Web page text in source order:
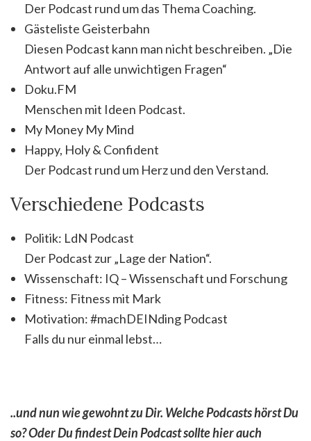
Der Podcast rund um das Thema Coaching.
Gästeliste Geisterbahn
Diesen Podcast kann man nicht beschreiben. „Die
Antwort auf alle unwichtigen Fragen“
Doku.FM
Menschen mit Ideen Podcast.
My Money My Mind
Happy, Holy & Confident
Der Podcast rund um Herz und den Verstand.
Verschiedene Podcasts
Politik: LdN Podcast
Der Podcast zur „Lage der Nation“.
Wissenschaft: IQ – Wissenschaft und Forschung
Fitness: Fitness mit Mark
Motivation: #machDEINding Podcast
Falls du nur einmal lebst…
..und nun wie gewohnt zu Dir. Welche Podcasts hörst Du
so? Oder Du findest Dein Podcast sollte hier auch